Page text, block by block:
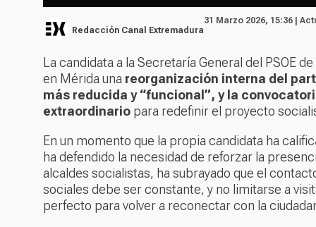
Redacción Canal Extremadura
31 Marzo 2026, 15:36 |
La candidata a la Secretaría General del PSOE
en Mérida una reorganización interna del
más reducida y “funcional”, y la
extraordinario para redefinir el proyecto
En un momento que la propia candidata ha
ha defendido la necesidad de reforzar la
alcaldes socialistas, ha subrayado que el
sociales debe ser constante, y no limitarse a
perfecto para volver a reconectar con la